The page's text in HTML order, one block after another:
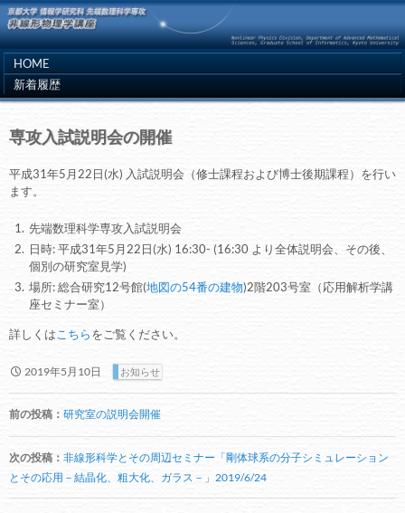
HOME
新着履歴
専攻入試説明会の開催
平成31年5月22日(水) 入試説明会（修士課程および博士後期課程）を行い
ます。
先端数理科学専攻入試説明会
日時: 平成31年5月22日(水) 16:30- (16:30 より全体説明会、その後、
個別の研究室見学)
場所: 総合研究12号館(地図の54番の建物)2階203号室（応用解析学講
座セミナー室）
詳しくは こちらをご覧ください。
2019年5月10日 お知らせ
ナ
ビ
ゲ
前の投稿： 研究室の説明会開催
次の投稿： 非線形科学とその周辺セミナー「剛体球系の分子シミュレーション
とその応用－結晶化、粗大化、ガラス－」2019/6/24